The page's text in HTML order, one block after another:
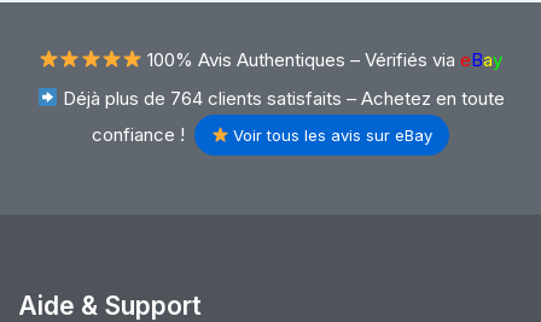
100% Avis Authentiques – Vérifiés via eBay
Déjà plus de 764 clients satisfaits – Achetez en toute
confiance !
Voir tous les avis sur eBay
Aide & Support